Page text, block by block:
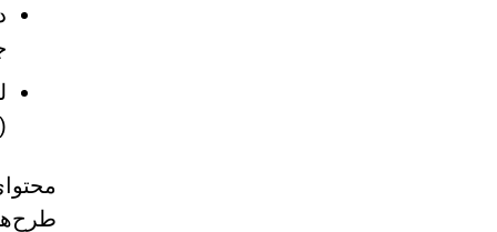
(RAT).